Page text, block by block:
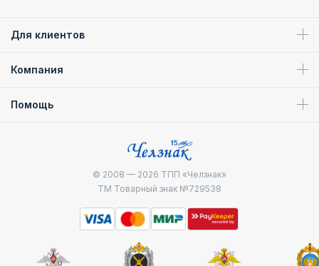
Для клиентов
Компания
Помощь
© 2008 — 2026 ТПП «Челзнак»
ТМ Товарный знак №729538